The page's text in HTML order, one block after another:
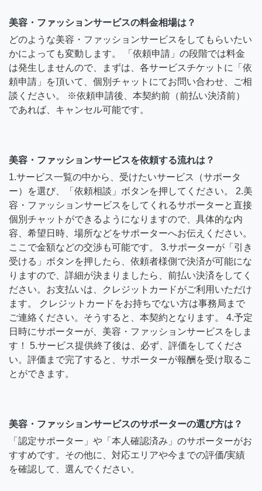
美容・ファッションサービスの料金相場は？
どのような美容・ファッションサービスをしてもらいたい
かによっても変動します。 「依頼申請」の段階では料金
は発生しませんので、まずは、各サービスチケットに「依
頼申請」を頂いて、個別チャットにてお問い合わせ、ご相
談ください。 ※依頼申請後、本契約前（前払い決済前）
であれば、キャンセル可能です。
美容・ファッションサービスを依頼する流れは？
1.サービス一覧の中から、受けたいサービス（サポータ
ー）を選び、「依頼相談」ボタンを押してください。 2.美
容・ファッションサービスをしてくれるサポーターと直接
個別チャットができるようになりますので、具体的な内
容、希望日時、場所などをサポーターへお伝えください。
ここで金額などの交渉も可能です。 3.サポーターが「引き
受ける」ボタンを押したら、依頼者様側で決済が可能にな
りますので、詳細が決まりましたら、前払い決済をしてく
ださい。お支払いは、クレジットカードがご利用いただけ
ます。 クレジットカードをお持ちでない方は事務局まで
ご連絡ください。そうすると、本契約となります。 4.予定
日時にサポーターが、美容・ファッションサービスをしま
す！ 5.サービス提供終了後は、必ず、評価をしてくださ
い。評価まで完了すると、サポーターが報酬を受け取るこ
とができます。
美容・ファッションサービスのサポーターの選び方は？
「認定サポーター」や「本人確認済み」のサポーターがお
すすめです。その他に、対応エリアや今までの評価/実績
を確認して、選んでください。